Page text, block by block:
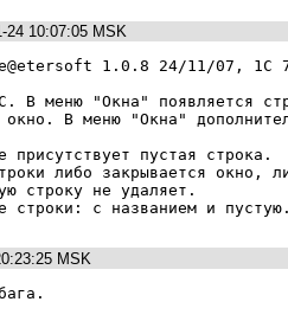
24 10:07:05 MSK
1.0.8 24/11/07, 1С
В меню "Окна" появляется
окно. В меню "Окна"
пустая строка.
либо закрывается окно,
строку не удаляет.
строки: с названием и
MSK